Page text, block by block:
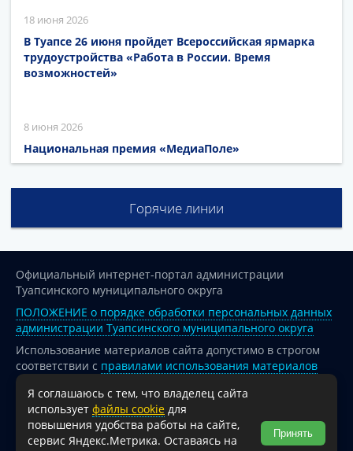
18 июня 2026
В Туапсе 26 июня пройдет Всероссийская ярмарка
трудоустройства «Работа в России. Время
возможностей»
8 июня 2026
Национальная премия «МедиаПоле»
Горячие линии
Официальный интернет-портал администрации
Туапсинского муниципального округа
ПОЛОЖЕНИЕ о порядке обработки персональных данных
администрации Туапсинского муниципального округа
Использование материалов сайта допустимо в строгом
соответствии с правилами использования материалов
опубликованных на сайте
При перепечатке и использовании информации ссылка
на источник обязательна.
Для сайтов и страниц сети Интернет обязательна
Я соглашаюсь с тем, что владелец сайта
использует файлы cookie для
повышения удобства работы на сайте,
сервис Яндекс.Метрика. Оставаясь на
Принять